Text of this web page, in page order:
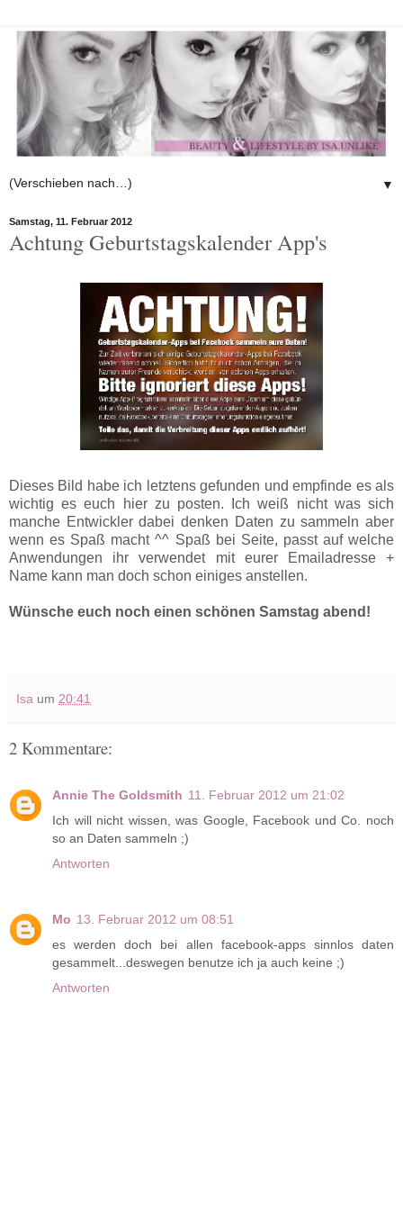
▼
Samstag, 11. Februar 2012
Achtung Geburtstagskalender App's
Dieses Bild habe ich letztens gefunden und empfinde es als
wichtig es euch hier zu posten. Ich weiß nicht was sich
manche Entwickler dabei denken Daten zu sammeln aber
wenn es Spaß macht ^^ Spaß bei Seite, passt auf welche
Anwendungen ihr verwendet mit eurer Emailadresse +
Name kann man doch schon einiges anstellen.
Wünsche euch noch einen schönen Samstag abend!
Isa um 20:41
2 Kommentare:
Annie The Goldsmith 11. Februar 2012 um 21:02
Ich will nicht wissen, was Google, Facebook und Co. noch
so an Daten sammeln ;)
Antworten
Mo 13. Februar 2012 um 08:51
es werden doch bei allen facebook-apps sinnlos daten
gesammelt...deswegen benutze ich ja auch keine ;)
Antworten